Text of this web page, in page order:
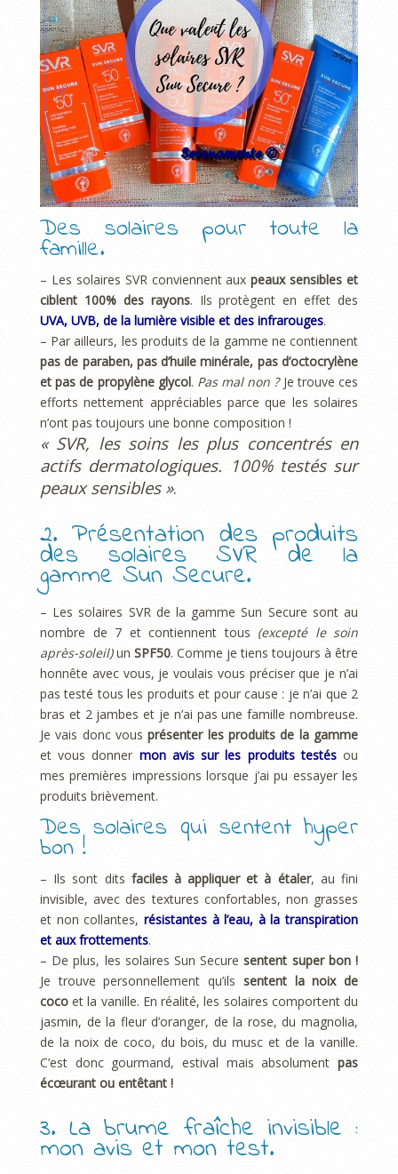
Des solaires pour toute la
famille.
– Les solaires SVR conviennent auxpeaux sensibles et
ciblent 100% des rayons. Ils protègent en effet des
UVA, UVB, de la lumière visible et des infrarouges.
– Par ailleurs, les produits de la gamme ne contiennent
pas de paraben, pas d’huile minérale, pas d’octocrylène
et pas de propylène glycol. Pas mal non ?Je trouve ces
efforts nettement appréciables parce que les solaires
n’ont pas toujours une bonne composition !
« SVR, les soins les plus concentrés en
actifs dermatologiques. 100% testés sur
peaux sensibles ».
2. Présentation des produits
des solaires SVR de la
gamme Sun Secure.
– Les solaires SVR de la gamme Sun Secure sont au
nombre de 7 et contiennent tous (excepté le soin
après-soleil)un SPF50. Comme je tiens toujours à être
honnête avec vous, je voulais vous préciser que je n’ai
pas testé tous les produits et pour cause : je n’ai que 2
bras et 2 jambes et je n’ai pas une famille nombreuse.
Je vais donc vousprésenter les produits de la gamme
et vous donner mon avis sur les produits testésou
mes premières impressions lorsque j’ai pu essayer les
produits brièvement.
Des solaires qui sentent hyper
bon !
– Ils sont dits faciles à appliquer et à étaler, au fini
invisible, avec des textures confortables, non grasses
et non collantes, résistantes à l’eau, à la transpiration
et aux frottements.
– De plus, les solaires Sun Securesentent super bon !
Je trouve personnellement qu’ils sentent la noix de
coco et la vanille. En réalité, les solaires comportent du
jasmin, de la fleur d’oranger, de la rose, du magnolia,
de la noix de coco, du bois, du musc et de la vanille.
C’est donc gourmand, estival mais absolument pas
écœurant ou entêtant !
3. La brume fraîche invisible :
mon avis et mon test.